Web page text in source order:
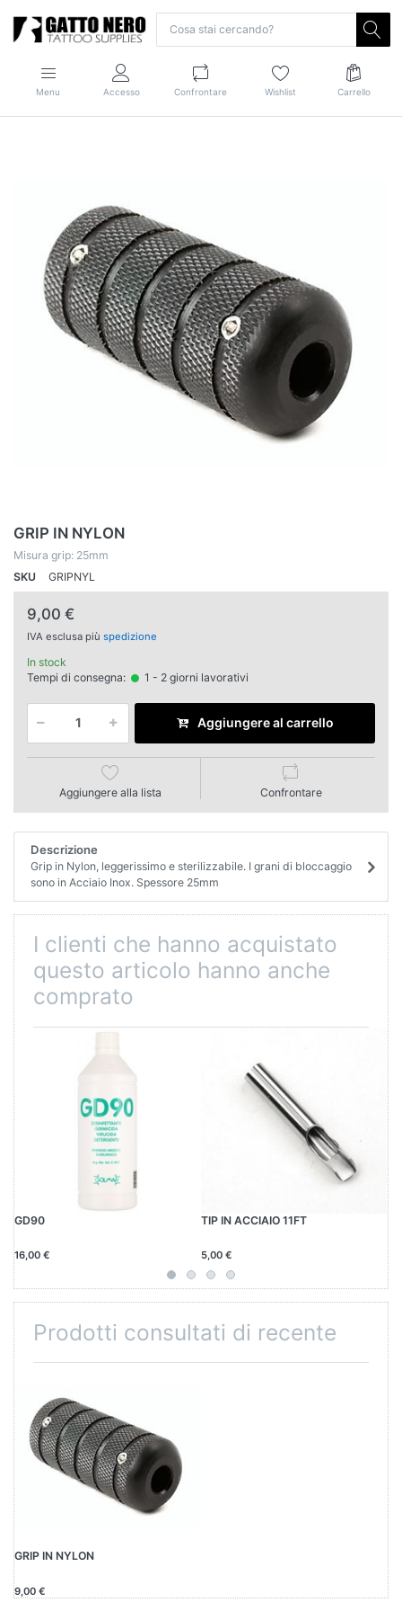
Menu Accesso Confrontare Wishlist Carrello
GRIP IN NYLON
Misura grip: 25mm
SKU
GRIPNYL
9,00 €
IVA esclusa più spedizione
In stock
Tempi di consegna:
1 - 2 giorni lavorativi
Aggiungere al carrello
Aggiungere alla lista Confrontare
Descrizione
Grip in Nylon, leggerissimo e sterilizzabile. I grani di bloccaggio
sono in Acciaio Inox. Spessore 25mm
I clienti che hanno acquistato
questo articolo hanno anche
comprato
GD90
16,00 €
TIP IN ACCIAIO 11FT
5,00 €
Prodotti consultati di recente
GRIP IN NYLON
9,00 €